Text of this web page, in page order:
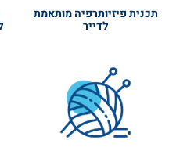
תכנית פיזיותרפיה מותאמת
לדייר